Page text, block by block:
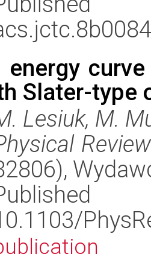
energy
Slater-type
Lesiuk, M.